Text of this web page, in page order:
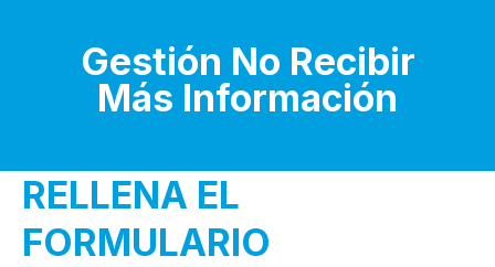
Gestión No Recibir
Más Información
RELLENA EL
FORMULARIO